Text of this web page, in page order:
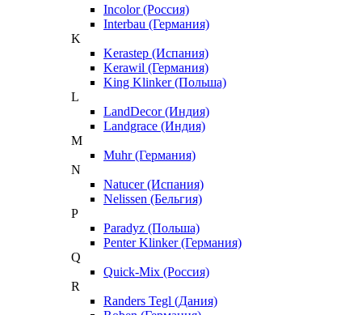
Incolor (Россия)
Interbau (Германия)
K
Kerastep (Испания)
Kerawil (Германия)
King Klinker (Польша)
L
LandDecor (Индия)
Landgrace (Индия)
M
Muhr (Германия)
N
Natucer (Испания)
Nelissen (Бельгия)
P
Paradyz (Польша)
Penter Klinker (Германия)
Q
Quick-Mix (Россия)
R
Randers Tegl (Дания)